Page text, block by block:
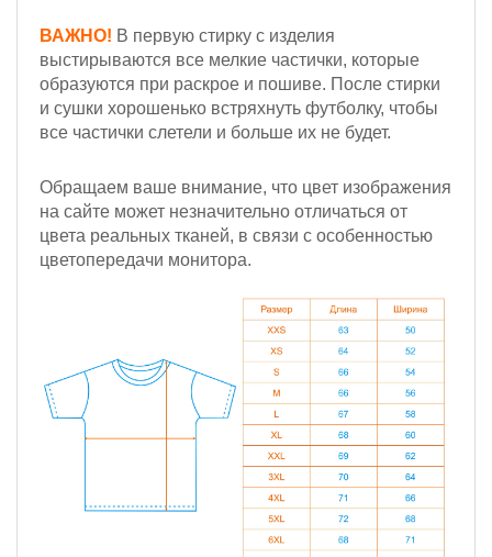
ВАЖНО! В первую стирку с изделия
выстирываются все мелкие частички, которые
образуются при раскрое и пошиве. После стирки
и сушки хорошенько встряхнуть футболку, чтобы
все частички слетели и больше их не будет.
Обращаем ваше внимание, что цвет изображения
на сайте может незначительно отличаться от
цвета реальных тканей, в связи с особенностью
цветопередачи монитора.